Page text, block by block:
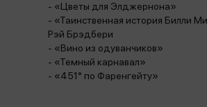
- «Цветы для Элджернона»
- «Таинственная история Билли
Рэй Брэдбери
- «Вино из одуванчиков»
- «Темный карнавал»
- «451° по Фаренгейту»